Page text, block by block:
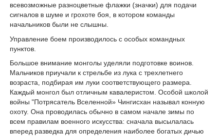
всевозможные разноцветные флажки (значки) для подачи
сигналов в шуме и грохоте боя, в котором команды
начальников были не слышны.
Управление боем производилось с особых командных
пунктов.
Большое внимание монголы уделяли подготовке воинов.
Мальчиков приучали к стрельбе из лука с трехлетнего
возраста, подбирая им луки соответствующего размера.
Каждый монгол был отличным кавалеристом. Особой школой
войны "Потрясатель Вселенной» Чингисхан называл конную
охоту. Она проводилась обычно в самом начале зимы по
всем правилам военного искусства: сначала высылалась
вперед разведка для определения наиболее богатых дичью